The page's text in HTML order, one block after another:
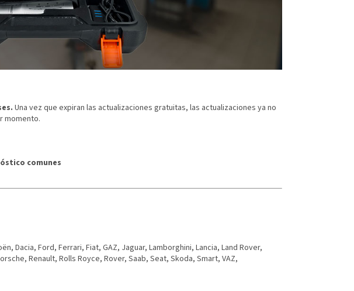
Una vez que expiran las actualizaciones gratuitas, las actualizaciones ya no
momento.
comunes
Dacia, Ford, Ferrari, Fiat, GAZ, Jaguar, Lamborghini, Lancia, Land Rover,
Renault, Rolls Royce, Rover, Saab, Seat, Skoda, Smart, VAZ,